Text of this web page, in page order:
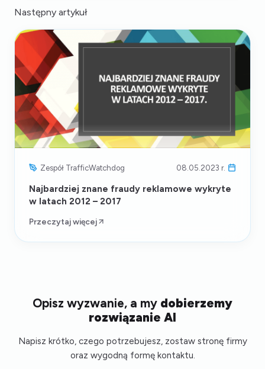
Następny artykuł
Zespół TrafficWatchdog 08.05.2023 r.
Najbardziej znane fraudy reklamowe wykryte
w latach 2012 – 2017
Przeczytaj więcej
Opisz wyzwanie, a my dobierzemy
rozwiązanie AI
Napisz krótko, czego potrzebujesz, zostaw stronę firmy
oraz wygodną formę kontaktu.